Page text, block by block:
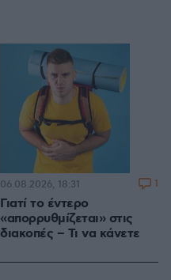
Γιατί το έντερο
«απορρυθμίζεται» στις
διακοπές – Τι να κάνετε
06.08.2026, 18:31 1